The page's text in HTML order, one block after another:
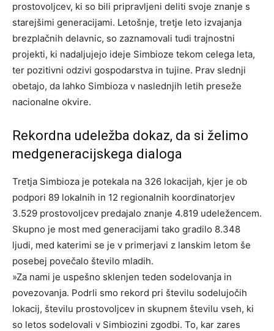
prostovoljcev, ki so bili pripravljeni deliti svoje znanje s
starejšimi generacijami. Letošnje, tretje leto izvajanja
brezplačnih delavnic, so zaznamovali tudi trajnostni
projekti, ki nadaljujejo ideje Simbioze tekom celega leta,
ter pozitivni odzivi gospodarstva in tujine. Prav slednji
obetajo, da lahko Simbioza v naslednjih letih preseže
nacionalne okvire.
Rekordna udeležba dokaz, da si želimo
medgeneracijskega dialoga
Tretja Simbioza je potekala na 326 lokacijah, kjer je ob
podpori 89 lokalnih in 12 regionalnih koordinatorjev
3.529 prostovoljcev predajalo znanje 4.819 udeležencem.
Skupno je most med generacijami tako gradilo 8.348
ljudi, med katerimi se je v primerjavi z lanskim letom še
posebej povečalo število mladih.
»Za nami je uspešno sklenjen teden sodelovanja in
povezovanja. Podrli smo rekord pri številu sodelujočih
lokacij, številu prostovoljcev in skupnem številu vseh, ki
so letos sodelovali v Simbiozini zgodbi. To, kar zares